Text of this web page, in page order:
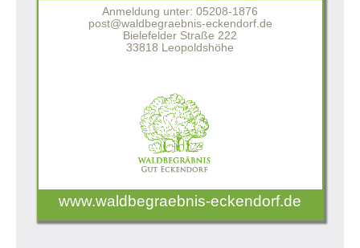
Anmeldung unter: 05208-1876
post@waldbegraebnis-eckendorf.de
Bielefelder Straße 222
33818 Leopoldshöhe
www.waldbegraebnis-eckendorf.de